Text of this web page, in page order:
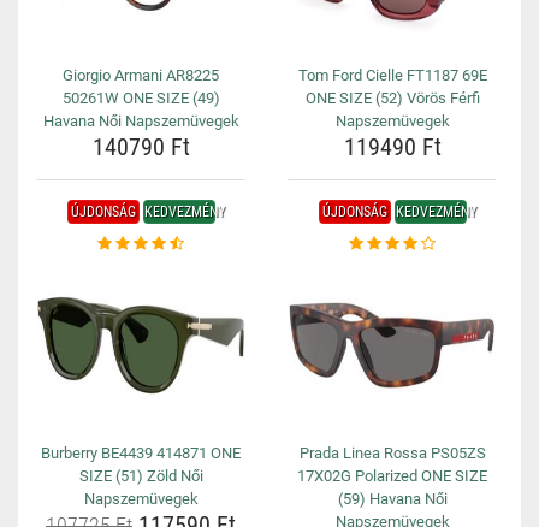
Giorgio Armani AR8225
50261W ONE SIZE (49)
Havana Női Napszemüvegek
140790 Ft
Tom Ford Cielle FT1187 69E
ONE SIZE (52) Vörös Férfi
Napszemüvegek
119490 Ft
ÚJDONSÁG KEDVEZMÉNY
Burberry BE4439 414871 ONE
SIZE (51) Zöld Női
Napszemüvegek
ÚJDONSÁG KEDVEZMÉNY
Prada Linea Rossa PS05ZS
17X02G Polarized ONE SIZE
(59) Havana Női
Napszemüvegek